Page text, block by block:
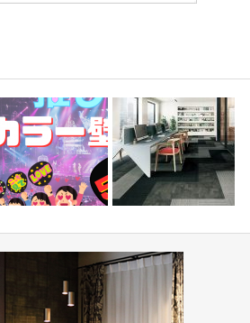
『推しカラー壁紙 5選👋』-レッオフィス・公共施設(コー